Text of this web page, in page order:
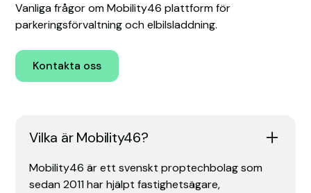
Vanliga frågor om Mobility46 plattform för
parkeringsförvaltning och elbilsladdning.
Kontakta oss
Vilka är Mobility46?
Mobility46 är ett svenskt proptechbolag som
sedan 2011 har hjälpt fastighetsägare,